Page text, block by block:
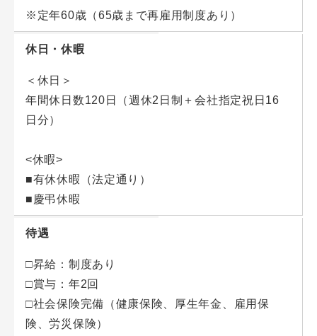
※定年60歳（65歳まで再雇用制度あり）
休日・休暇
＜休日＞
年間休日数120日（週休2日制＋会社指定祝日16
日分）
<休暇>
■有休休暇（法定通り）
■慶弔休暇
待遇
□昇給：制度あり
□賞与：年2回
□社会保険完備（健康保険、厚生年金、雇用保
険、労災保険）